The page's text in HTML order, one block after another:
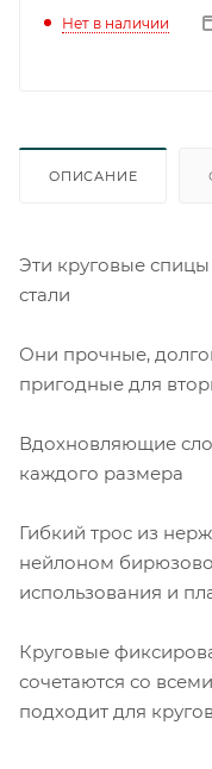
Нет в наличии
ОПИСАНИЕ
Эти круговые
стали
Они прочные,
пригодные для
Вдохновляющие
каждого размера
Гибкий трос из
нейлоном
использования и
Круговые
сочетаются со
подходит для